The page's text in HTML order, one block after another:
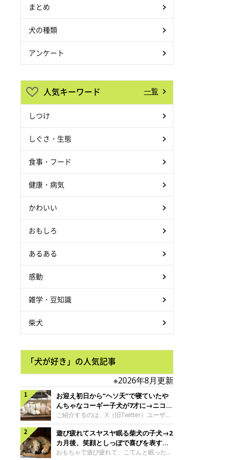
まとめ
犬の種類
アンケート
人気キーワード 一覧
しつけ
しぐさ・生態
食事・フード
健康・病気
かわいい
おもしろ
あるある
感動
雑学・豆知識
柴犬
「犬が好き」の人気記事
※2026年8月更新
お迎え初日から“ヘソ天”で寝ていたや
んちゃなコーギー子犬が7才に→ニコニ
コ“コーギースマイル”が魅力のコに成
長！
ご紹介するのは、X（旧Twitter）ユーザー
＠Kus1oKg2vsgdWS2さんの愛犬でウェル
シュ・コーギー・ペンブロークの神楽ちゃ
ん。今年の8月で7才になるという神楽ちゃ
んですが、いったいどんな子犬時代を過ご
遊び疲れてスヤスヤ眠る柴犬の子犬→2
カ月後、笑顔としっぽで喜びを表すコ
に成長！
おもちゃで遊び疲れて、こてんと眠った子